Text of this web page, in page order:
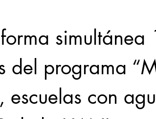
simultánea
del programa
escuelas con